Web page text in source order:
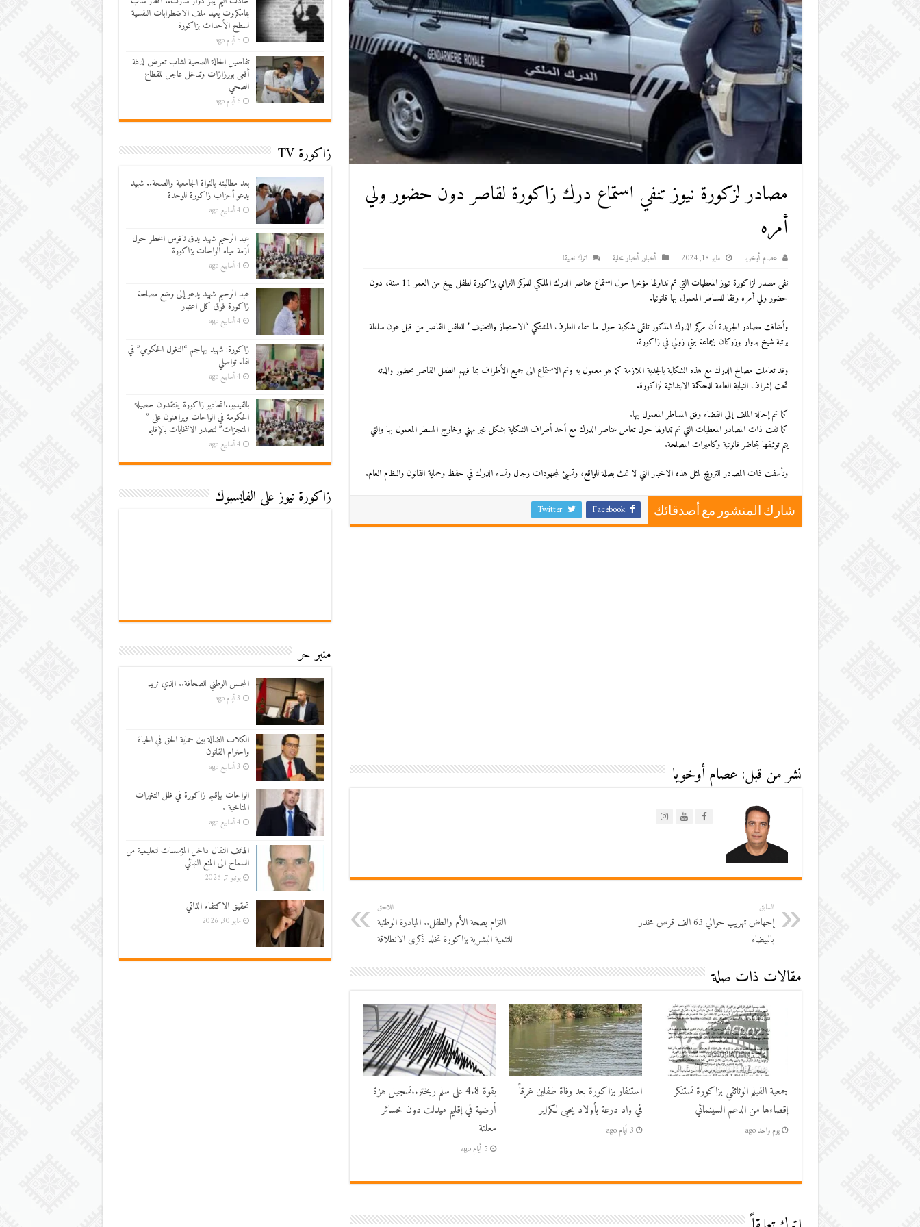
مصادر لزكورة نيوز تنفي استماع درك زاكورة لقاصر دون حضور ولي
أمره
عصام أوخويا مايو 18, 2024 أخبار, أخبار محلية اترك تعليقا
نفى مصدر لزاكورة نيوز المعطيات التي تم تداولها مؤخرا حول استماع عناصر الدرك الملكي للمركز الترابي بزاكورة لطفل يبلغ من العمر 11 سنة، دون
حضور ولي أمره وفقا للمساطر المعمول بها قانونيا.
وأضافت مصادر الجريدة أن مركز الدرك المذكور تلقى شكاية حول ما سماه الطرف المشتكي “الاحتجاز والتعنيف” للطفل القاصر من قبل عون سلطة
برتبة شيخ بدوار بوزركان بجماعة بني زولي في زاكورة.
وقد تعاملت مصالح الدرك مع هذه الشكاية بالجدية اللازمة كما هو معمول به وتم الاستماع الى جميع الأطراف بما فيهم الطفل القاصر بحضور والدته
تحت إشراف النيابة العامة للمحكمة الابتدائية لزاكورة.
كما تم إحالة الملف إلى القضاء وفق المساطر المعمول بها.
كما نفت ذات المصادر المعطيات التي تم تداولها حول تعامل عناصر الدرك مع أحد أطراف الشكاية بشكل غير مهني وخارج المسطر المعمول بها والتي
يتم توثيقها بمحاضر قانونية وكاميرات المصلحة.
وتأسفت ذات المصادر للترويج لمثل هذه الاخبار التي لا تمث بصلة للواقع، وتسيئ لمجهودات رجال ونساء الدرك في حفظ وحماية القانون والنظام العام.
شارك المنشور مع أصدقائك Facebook
Twitter
نشر من قبل: عصام أوخويا
السابق
إجهاض تهريب حوالي 63 الف قرص مخدر
بالبيضاء
اللاحق
التزام بصحة الأم والطفل.. المبادرة الوطنية
للتنمية البشرية بزاكورة تخلد ذكرى الانطلاقة
مقالات ذات صلة
جمعية الفيلم الوثائقي بزاكورة تستنكر
إقصاءها من الدعم السينمائي
يوم واحد ago
استنفار بزاكورة بعد وفاة طفلين غرقاً
في واد درعة بأولاد يحيى لكراير
3 أيام ago
بقوة 4.8 على سلم ريختر..تسجيل هزة
أرضية في إقليم ميدلت دون خسائر
معلنة
5 أيام ago
بتامكروت يعيد ملف الاضطرابات النفسية
لسطح الأحداث بزاكورة
5 أيام ago
تفاصيل الحالة الصحية لشاب تعرض لدغة
أفعى بورزازات وتدخل عاجل للقطاع
الصحي
6 أيام ago
زاكورة TV
بعد مطالبته بالنواة الجامعية والصحة.. شهيد
يدعو أحزاب زاكورة للوحدة
4 أسابيع ago
عبد الرحيم شهيد يدق ناقوس الخطر حول
أزمة مياه الواحات بزاكورة
4 أسابيع ago
عبد الرحيم شهيد يدعو إلى وضع مصلحة
زاكورة فوق كل اعتبار
4 أسابيع ago
زاكورة: شهيد يهاجم “التغول الحكومي” في
لقاء تواصلي
4 أسابيع ago
بالفيديو..اتحاديو زاكورة ينتقدون حصيلة
الحكومة في الواحات ويراهنون على ”
المنجزات” لتصدر الانتخابات بالإقليم
4 أسابيع ago
زاكورة نيوز على الفايسبوك
منبر حر
المجلس الوطني للصحافة.. الذي نريد
3 أيام ago
الكلاب الضالة بين حماية الحق في الحياة
واحترام القانون
3 أسابيع ago
الواحات بإقليم زاكورة في ظل التغيرات
المناخية .
4 أسابيع ago
الهاتف النقال داخل المؤسسات لتعليمية من
السماح الى المنع النهائي
يونيو 7, 2026
تحقيق الاكتفاء الذاتي
مايو 30, 2026